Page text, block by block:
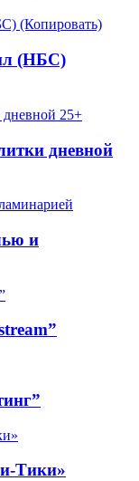
(НБС)
дневной
и
Тики»